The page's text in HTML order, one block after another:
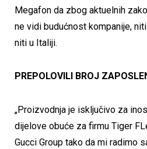
Megafon da zbog aktuelnih
ne vidi budućnost kompanije,
niti u Italiji.
PREPOLOVILI BROJ
„Proizvodnja je isključivo za
dijelove obuće za firmu Tiger
Gucci Group tako da mi radimo